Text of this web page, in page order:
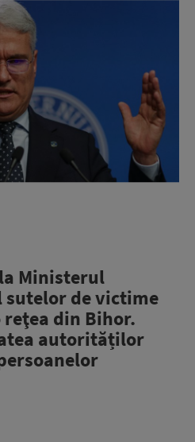
Ministerul
sutelor de victime
din Bihor.
autorităților